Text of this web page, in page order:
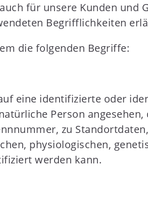
für unsere Kunden und
Begrifflichkeiten
die folgenden Begriffe:
eine identifizierte oder
Person
zu
physiologischen,
werden kann.